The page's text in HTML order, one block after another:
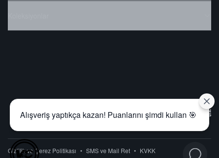
Gizlilik ve Çerez Politikası • SMS ve Mail Ret • KVKK
Alışveriş yaptıkça kazan! Puanlarını şimdi kullan 🎯